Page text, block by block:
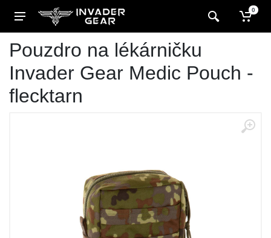
0
Pouzdro na lékárničku
Invader Gear Medic Pouch -
flecktarn